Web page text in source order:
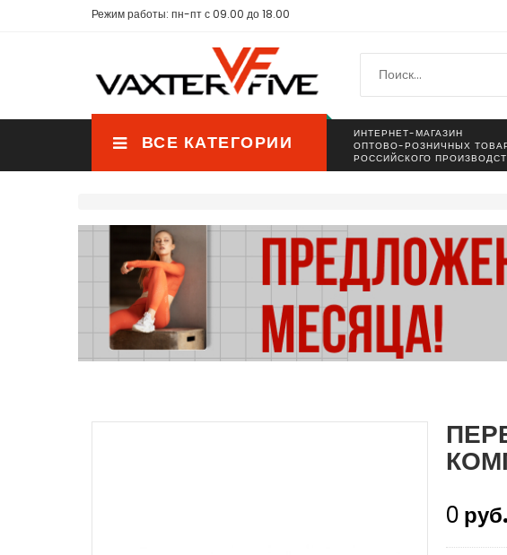
Режим работы: пн-пт с 09.00 до 18.00
ВСЕ КАТЕГОРИИ
ИНТЕРНЕТ-МАГАЗИН
ОПТОВО-РОЗНИЧНЫХ
РОССИЙСКОГО
0 руб.